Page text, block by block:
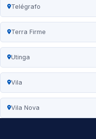
Telégrafo
Terra Firme
Utinga
Vila
Vila Nova